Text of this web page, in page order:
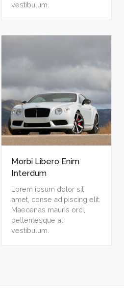
vestibulum.
Morbi Libero Enim
Interdum
Lorem ipsum dolor sit
amet, conse adipiscing elit.
Maecenas mauris orci,
pellentesque at
vestibulum.